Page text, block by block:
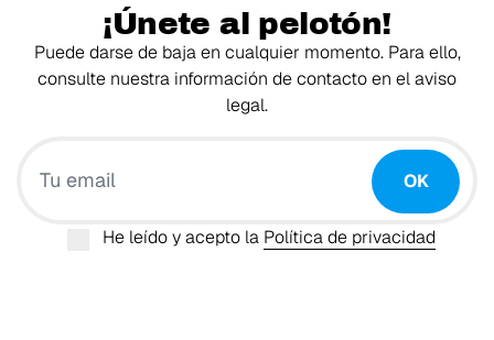
¡Únete al pelotón!
Puede darse de baja en cualquier momento. Para ello,
consulte nuestra información de contacto en el aviso
legal.
OK
He leído y acepto la Política de privacidad